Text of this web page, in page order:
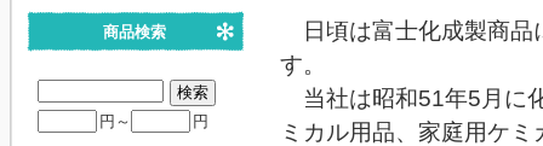
日頃は富士化成製商品
す。
当社は昭和51年5月に
ミカル用品、家庭用ケ
商品検索
円～ 円